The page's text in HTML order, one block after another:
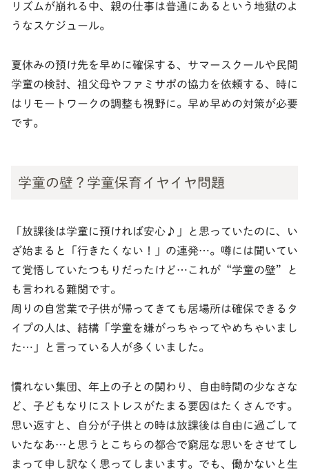
リズムが崩れる中、親の仕事は普通にあるという地獄のよ
うなスケジュール。
夏休みの預け先を早めに確保する、サマースクールや民間
学童の検討、祖父母やファミサポの協力を依頼する、時に
はリモートワークの調整も視野に。早め早めの対策が必要
です。
学童の壁？学童保育イヤイヤ問題
「放課後は学童に預ければ安心♪」と思っていたのに、い
ざ始まると「行きたくない！」の連発…。噂には聞いてい
て覚悟していたつもりだったけど…これが“学童の壁”と
も言われる難関です。
周りの自営業で子供が帰ってきても居場所は確保できるタ
イプの人は、結構「学童を嫌がっちゃってやめちゃいまし
た…」と言っている人が多くいました。
慣れない集団、年上の子との関わり、自由時間の少なさな
ど、子どもなりにストレスがたまる要因はたくさんです。
思い返すと、自分が子供との時は放課後は自由に過ごして
いたなあ…と思うとこちらの都合で窮屈な思いをさせてし
まって申し訳なく思ってしまいます。でも、働かないと生